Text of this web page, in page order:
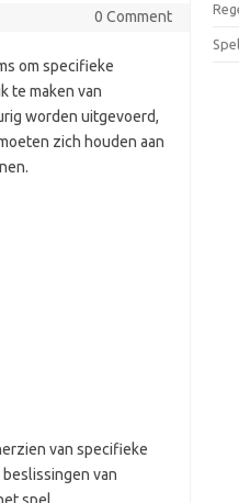
0 Comment
om specifieke
te maken van
worden uitgevoerd,
zich houden aan
van specifieke
van